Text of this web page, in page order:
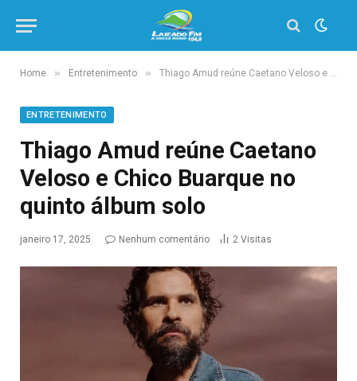
Home » Entretenimento » Thiago Amud reúne Caetano Veloso e Chico Buarque no quinto álbum solo
ENTRETENIMENTO
Thiago Amud reúne Caetano
Veloso e Chico Buarque no
quinto álbum solo
janeiro 17, 2025 Nenhum comentário 2 Visitas